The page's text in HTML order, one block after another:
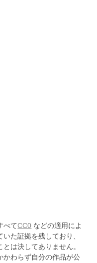
べてCC0 などの適用によ
た証拠を残しており、
は決してありません。
かわらず自分の作品が公